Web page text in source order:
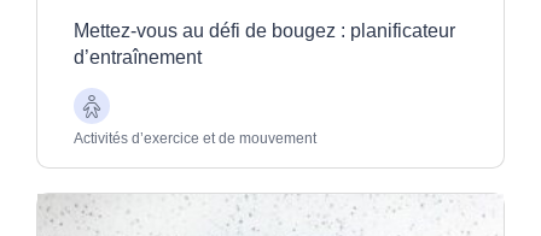
Mettez-vous au défi de bougez : planificateur
d’entraînement
Aînés
Activités d’exercice et de mouvement